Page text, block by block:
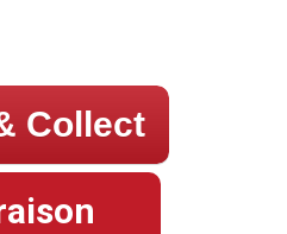
Collect